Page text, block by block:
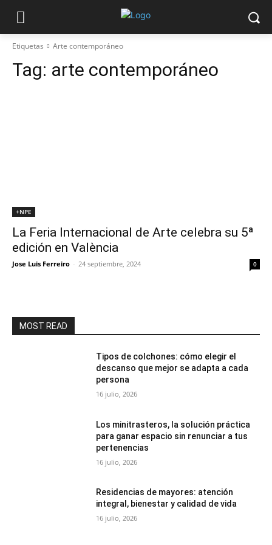
Etiquetas Arte contemporáneo
Tag: arte contemporáneo
+NPE
La Feria Internacional de Arte celebra su 5ª
edición en València
Jose Luis Ferreiro - 24 septiembre, 2024 0
MOST READ
Tipos de colchones: cómo elegir el
descanso que mejor se adapta a cada
persona
16 julio, 2026
Los minitrasteros, la solución práctica
para ganar espacio sin renunciar a tus
pertenencias
16 julio, 2026
Residencias de mayores: atención
integral, bienestar y calidad de vida
16 julio, 2026